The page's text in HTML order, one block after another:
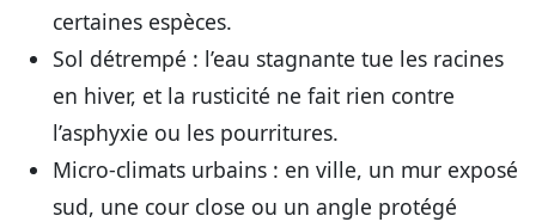
certaines espèces.
Sol détrempé : l’eau stagnante tue les racines
en hiver, et la rusticité ne fait rien contre
l’asphyxie ou les pourritures.
Micro-climats urbains : en ville, un mur exposé
sud, une cour close ou un angle protégé